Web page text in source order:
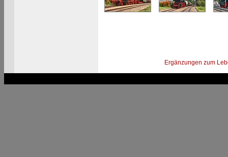
Ergänzungen zum